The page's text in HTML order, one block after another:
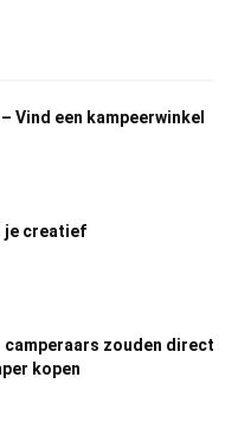
Vind een kampeerwinkel
je creatief
camperaars zouden direct
kopen